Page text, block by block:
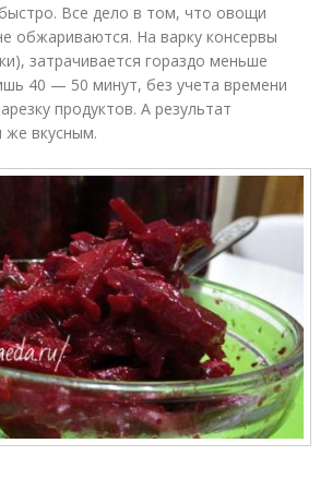
Все дело в том, что овощи
обжариваются. На варку консервы
затрачивается гораздо меньше
40 — 50 минут, без учета времени
продуктов. А результат
же вкусным.